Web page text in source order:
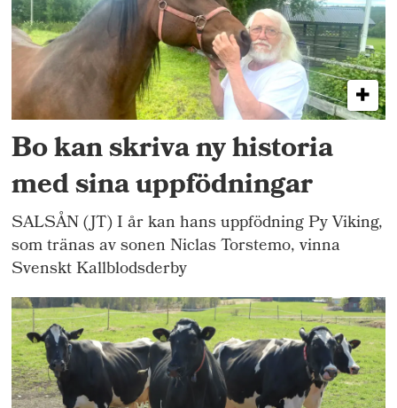
Bo kan skriva ny historia
med sina uppfödningar
SALSÅN (JT) I år kan hans uppfödning Py Viking,
som tränas av sonen Niclas Torstemo, vinna
Svenskt Kallblodsderby